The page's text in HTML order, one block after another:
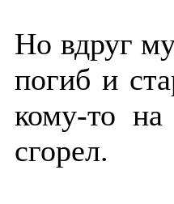
Но вдруг
погиб и
кому-то
сгорел.